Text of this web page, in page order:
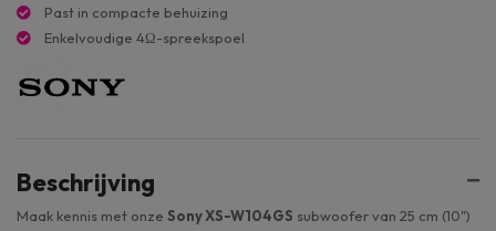
Past in compacte behuizing
Enkelvoudige 4Ω-spreekspoel
Beschrijving
Maak kennis met onze Sony XS-W104GS subwoofer van 25 cm (10")